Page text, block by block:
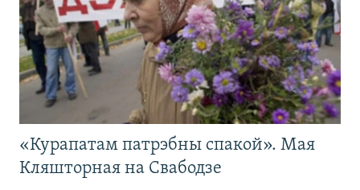
«Курапатам патрэбны спакой». Мая
Кляшторная на Свабодзе